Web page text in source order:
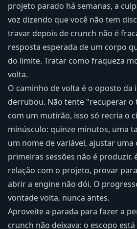
projeto parado há semanas, a
voz dizendo que você não tem
travar depois de crunch não é
resposta esperada de um corpo
do limite. Tratar como fraqueza
volta.
O caminho de volta é o oposto da
derrubou. Não tente "recuperar
com um mutirão, isso só recria o
minúsculo: quinze minutos, uma
um nome de variável, ajustar uma
primeiras sessões não é produzir,
relação com o projeto, provar
abrir a engine não dói. O
vontade volta, nunca antes.
Aproveite a parada para fazer a
crunch não deixava: o escopo